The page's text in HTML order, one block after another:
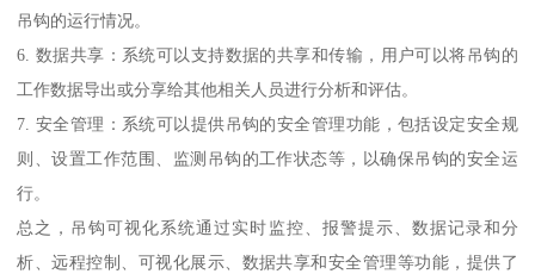
吊钩的运行情况。
6. 数据共享：系统可以支持数据的共享和传输，用户可以将吊钩的
工作数据导出或分享给其他相关人员进行分析和评估。
7. 安全管理：系统可以提供吊钩的安全管理功能，包括设定安全规
则、设置工作范围、监测吊钩的工作状态等，以确保吊钩的安全运
行。
总之，吊钩可视化系统通过实时监控、报警提示、数据记录和分
析、远程控制、可视化展示、数据共享和安全管理等功能，提供了